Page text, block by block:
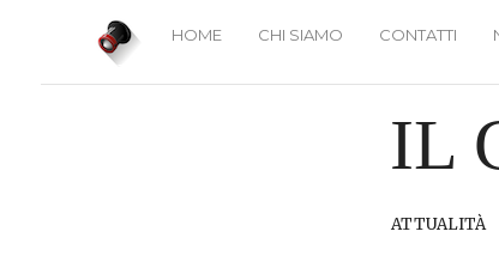
HOME CHI SIAMO CONTATTI
IL
ATTUALITÀ